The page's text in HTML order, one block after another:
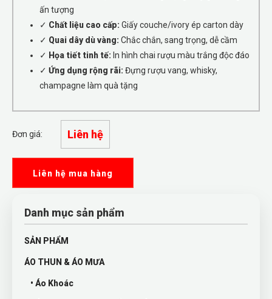
ấn tượng
✓ Chất liệu cao cấp: Giấy couche/ivory ép carton dày
✓ Quai dây dù vàng: Chắc chắn, sang trọng, dễ cầm
✓ Họa tiết tinh tế: In hình chai rượu màu trắng độc đáo
✓ Ứng dụng rộng rãi: Đựng rượu vang, whisky,
champagne làm quà tặng
Đơn giá: Liên hệ
Liên hệ mua hàng
Danh mục sản phẩm
SẢN PHẨM
ÁO THUN & ÁO MƯA
• Áo Khoác